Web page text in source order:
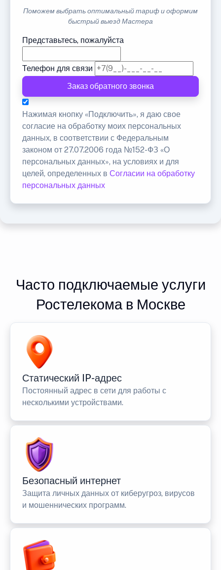
Поможем выбрать оптимальный тариф и оформим
быстрый выезд Мастера
Представьтесь, пожалуйста
Телефон для связи
Заказ обратного звонка
Нажимая кнопку «Подключить», я даю свое
согласие на обработку моих персональных
данных, в соответствии с Федеральным
законом от 27.07.2006 года №152-ФЗ «О
персональных данных», на условиях и для
целей, определенных в Согласии на обработку
персональных данных
Часто подключаемые услуги
Ростелекома в Москве
Статический IP-адрес
Постоянный адрес в сети для работы с
несколькими устройствами.
Безопасный интернет
Защита личных данных от киберугроз, вирусов
и мошеннических программ.